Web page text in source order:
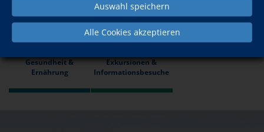
Auswahl speichern
Alle Cookies akzeptieren
Beruf, IT & Digitales
Gesundheit &
Ernährung
Exkursionen &
Informationsbesuche